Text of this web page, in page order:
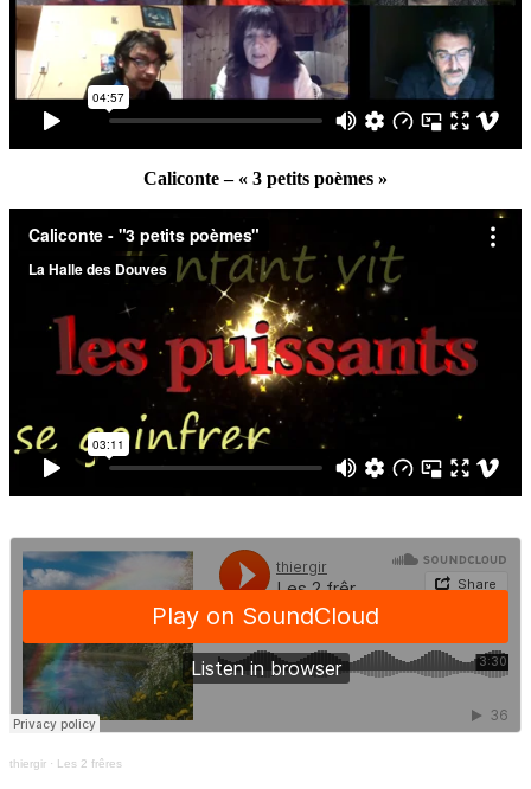
Caliconte – « 3 petits poèmes »
thiergir · Les 2 frêres